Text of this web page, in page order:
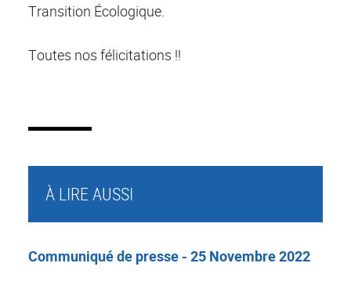
Transition Écologique.
Toutes nos félicitations !!
À LIRE AUSSI
Communiqué de presse - 25 Novembre 2022